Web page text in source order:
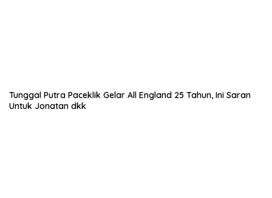
Tunggal Putra Paceklik Gelar All England 25 Tahun, Ini Saran
Untuk Jonatan dkk